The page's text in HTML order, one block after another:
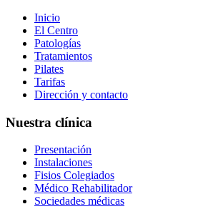
Inicio
El Centro
Patologías
Tratamientos
Pilates
Tarifas
Dirección y contacto
Nuestra clínica
Presentación
Instalaciones
Fisios Colegiados
Médico Rehabilitador
Sociedades médicas